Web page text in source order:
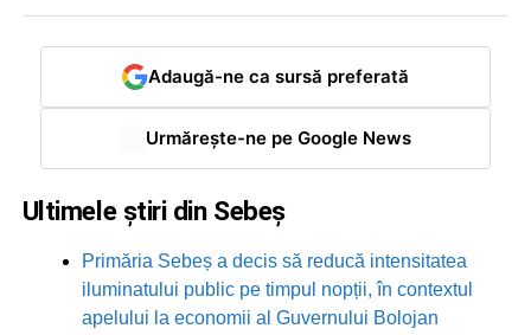
Adaugă-ne ca sursă preferată
Urmărește-ne pe Google News
Ultimele știri din Sebeș
Primăria Sebeș a decis să reducă intensitatea
iluminatului public pe timpul nopții, în contextul
apelului la economii al Guvernului Bolojan